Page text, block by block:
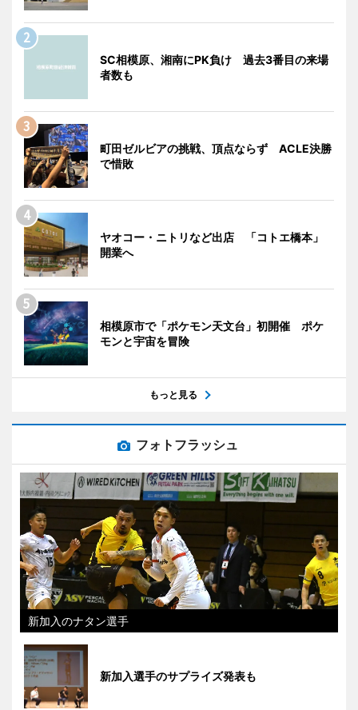
SC相模原、湘南にPK負け 過去3番目の来場
者数も
町田ゼルビアの挑戦、頂点ならず ACLE決勝
で惜敗
ヤオコー・ニトリなど出店 「コトエ橋本」
開業へ
相模原市で「ポケモン天文台」初開催 ポケ
モンと宇宙を冒険
もっと見る
フォトフラッシュ
新加入のナタン選手
新加入選手のサプライズ発表も